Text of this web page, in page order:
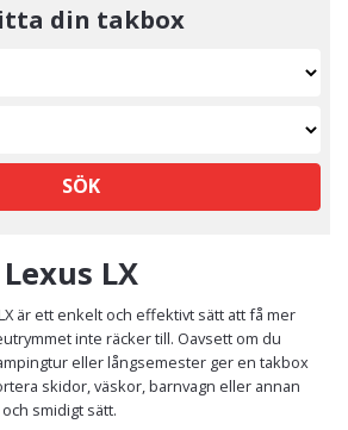
din takbox
SÖK
LX
är ett enkelt och effektivt sätt att få mer
inte räcker till. Oavsett om du
eller långsemester ger en takbox
skidor, väskor, barnvagn eller annan
smidigt sätt.